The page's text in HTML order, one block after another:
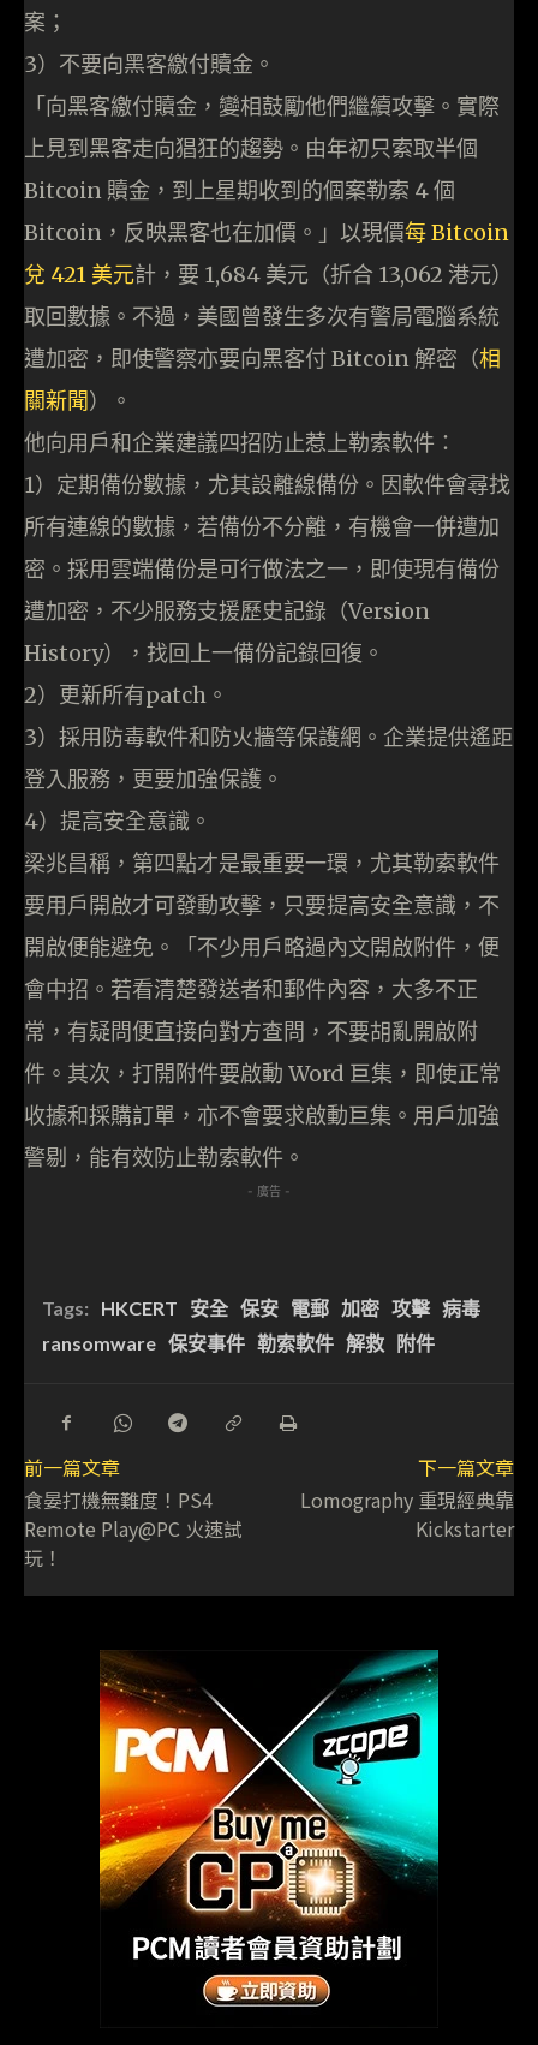
案；
3）不要向黑客繳付贖金。
「向黑客繳付贖金，變相鼓勵他們繼續攻擊。實際
上見到黑客走向猖狂的趨勢。由年初只索取半個
Bitcoin 贖金，到上星期收到的個案勒索 4 個
Bitcoin，反映黑客也在加價。」以現價每 Bitcoin
兌 421 美元計，要 1,684 美元（折合 13,062 港元）
取回數據。不過，美國曾發生多次有警局電腦系統
遭加密，即使警察亦要向黑客付 Bitcoin 解密（相
關新聞）。
他向用戶和企業建議四招防止惹上勒索軟件：
1）定期備份數據，尤其設離線備份。因軟件會尋找
所有連線的數據，若備份不分離，有機會一併遭加
密。採用雲端備份是可行做法之一，即使現有備份
遭加密，不少服務支援歷史記錄（Version
History），找回上一備份記錄回復。
2）更新所有patch。
3）採用防毒軟件和防火牆等保護網。企業提供遙距
登入服務，更要加強保護。
4）提高安全意識。
梁兆昌稱，第四點才是最重要一環，尤其勒索軟件
要用戶開啟才可發動攻擊，只要提高安全意識，不
開啟便能避免。「不少用戶略過內文開啟附件，便
會中招。若看清楚發送者和郵件內容，大多不正
常，有疑問便直接向對方查問，不要胡亂開啟附
件。其次，打開附件要啟動 Word 巨集，即使正常
收據和採購訂單，亦不會要求啟動巨集。用戶加強
警剔，能有效防止勒索軟件。
- 廣告 -
Tags: HKCERT 安全 保安 電郵 加密 攻擊 病毒
ransomware 保安事件 勒索軟件 解救 附件
前一篇文章
食晏打機無難度！PS4
Remote Play@PC 火速試
玩！
下一篇文章
Lomography 重現經典靠
Kickstarter